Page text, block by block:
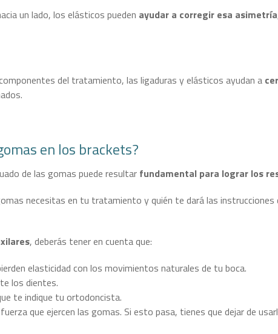
un lado, los elásticos pueden ayudar a corregir esa asimetría
del tratamiento, las ligaduras y elásticos ayudan a
en los brackets?
de las gomas puede resultar fundamental para lograr los
necesitas en tu tratamiento y quién te dará las instrucciones
, deberás tener en cuenta que:
elasticidad con los movimientos naturales de tu boca.
los dientes.
te indique tu ortodoncista.
que ejercen las gomas. Si esto pasa, tienes que dejar de